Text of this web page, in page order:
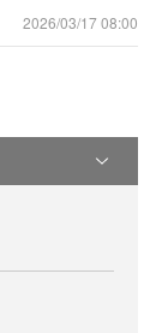
2026/03/17 08:00